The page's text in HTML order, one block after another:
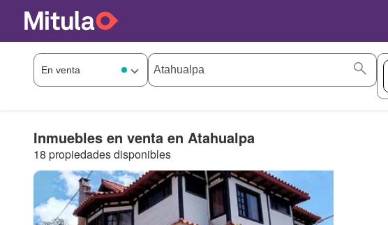
Inmuebles en venta en Atahualpa
18 propiedades disponibles